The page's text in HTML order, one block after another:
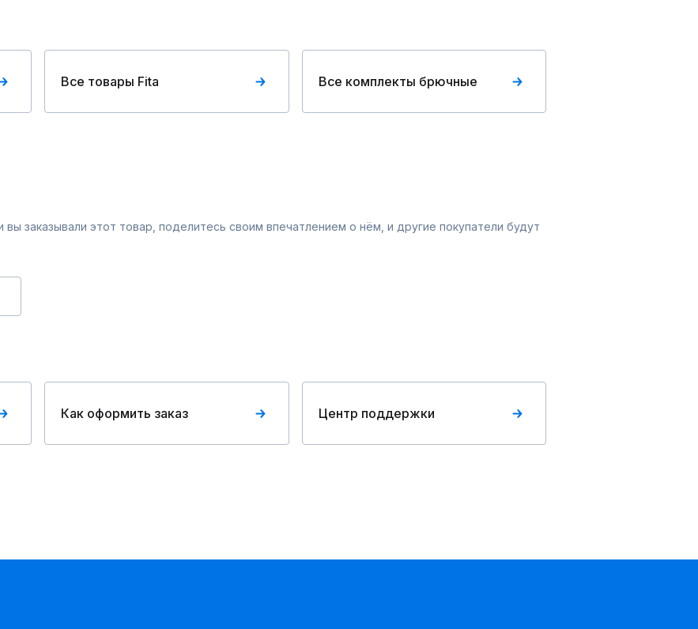
Все товары Fita Все комплекты брючные
вы заказывали этот товар, поделитесь своим впечатлением о нём, и другие покупатели будут
Как оформить заказ Центр поддержки